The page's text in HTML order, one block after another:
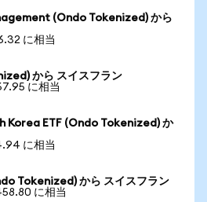
(Ondo Tokenized) から
に相当
から スイスフラン
に相当
Korea ETF (Ondo Tokenized) か
に相当
Tokenized) から スイスフラン
に相当